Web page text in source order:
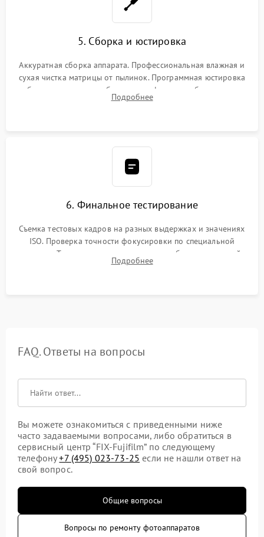
5. Сборка и юстировка
Аккуратная сборка аппарата. Профессиональная влажная и
сухая чистка матрицы от пылинок. Программная юстировка
рабочего отрезка, калибровка автофокуса, стабилизатора и
экспозамера с помощью сервисного ПО.
Подробнее
6. Финальное тестирование
Съемка тестовых кадров на разных выдержках и значениях
ISO. Проверка точности фокусировки по специальной
мишени. Тест записи на карту памяти, работы встроенной
вспышки, микрофона и всех кнопок управления.
Подробнее
FAQ. Ответы на вопросы
Вы можете ознакомиться с приведенными ниже
часто задаваемыми вопросами, либо обратиться в
сервисный центр “FIX-Fujifilm” по следующему
телефону+7 (495) 023-73-25 если не нашли ответ на
свой вопрос.
Общие вопросы
Вопросы по ремонту фотоаппаратов